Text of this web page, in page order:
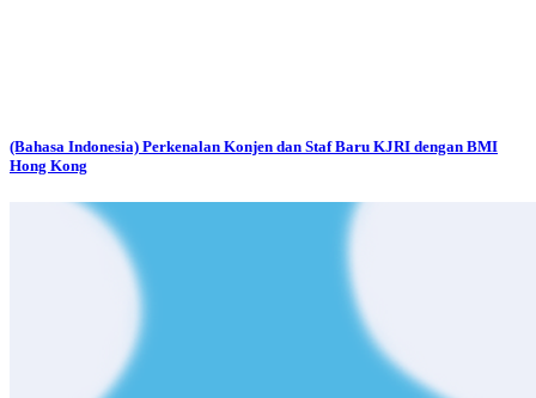
(Bahasa Indonesia) Perkenalan Konjen dan Staf Baru KJRI dengan BMI
Hong Kong